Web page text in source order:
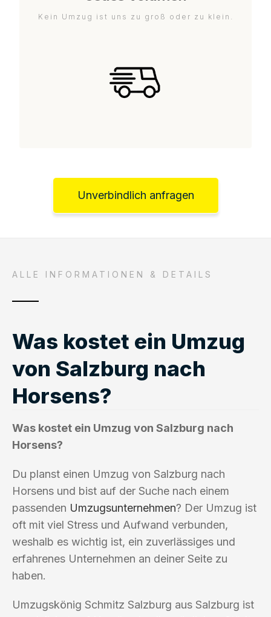
Kein Umzug ist uns zu groß oder zu klein.
Unverbindlich anfragen
ALLE INFORMATIONEN & DETAILS
Was kostet ein Umzug
von Salzburg nach
Horsens?
Was kostet ein Umzug von Salzburg nach
Horsens?
Du planst einen Umzug von Salzburg nach
Horsens und bist auf der Suche nach einem
passenden Umzugsunternehmen? Der Umzug ist
oft mit viel Stress und Aufwand verbunden,
weshalb es wichtig ist, ein zuverlässiges und
erfahrenes Unternehmen an deiner Seite zu
haben.
Umzugskönig Schmitz Salzburg aus Salzburg ist